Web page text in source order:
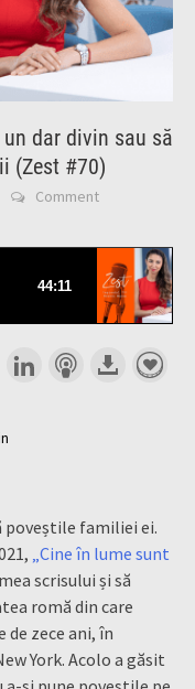
dar divin sau să
(Zest #70)
Comment
poveștile familiei ei.
„Cine în lume sunt
scrisului și să
romă din care
zece ani, în
York. Acolo a găsit